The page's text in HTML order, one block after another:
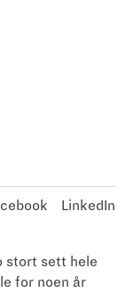
LinkedIn
stort sett hele
for noen år